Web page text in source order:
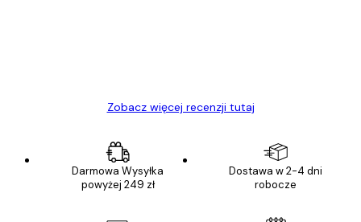
Zobacz więcej recenzji tutaj
Darmowa Wysyłka
powyżej 249 zł
Dostawa w 2-4 dni
robocze